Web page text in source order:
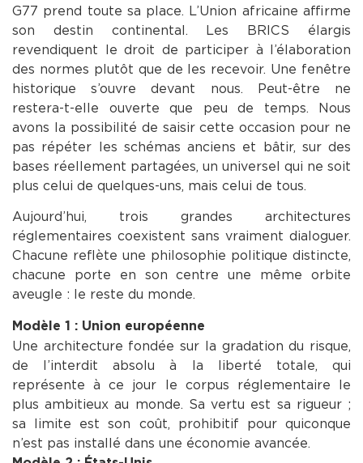
G77 prend toute sa place. L’Union africaine affirme
son destin continental. Les BRICS élargis
revendiquent le droit de participer à l’élaboration
des normes plutôt que de les recevoir. Une fenêtre
historique s’ouvre devant nous. Peut-être ne
restera-t-elle ouverte que peu de temps. Nous
avons la possibilité de saisir cette occasion pour ne
pas répéter les schémas anciens et bâtir, sur des
bases réellement partagées, un universel qui ne soit
plus celui de quelques-uns, mais celui de tous.
Aujourd’hui, trois grandes architectures
réglementaires coexistent sans vraiment dialoguer.
Cha­cune reflète une philosophie politique distincte,
chacune porte en son centre une même orbite
aveugle : le reste du monde.
Modèle 1 : Union européenne
Une architecture fondée sur la gradation du risque,
de l’interdit absolu à la liberté totale, qui
représente à ce jour le corpus réglementaire le
plus ambitieux au monde. Sa vertu est sa rigueur ;
sa limite est son coût, prohibitif pour quiconque
n’est pas installé dans une économie avancée.